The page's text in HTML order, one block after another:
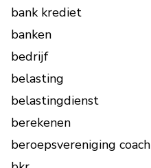
bank krediet
banken
bedrijf
belasting
belastingdienst
berekenen
beroepsvereniging coach